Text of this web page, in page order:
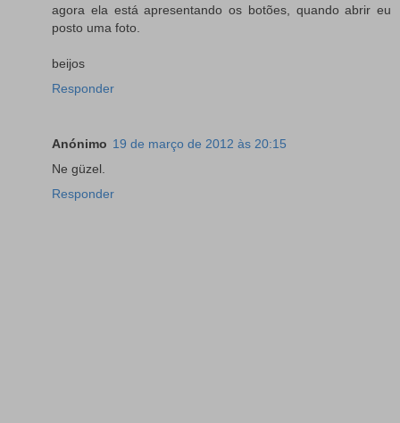
agora ela está apresentando os botões, quando abrir eu
posto uma foto.
beijos
Responder
Anónimo 19 de março de 2012 às 20:15
Ne güzel.
Responder